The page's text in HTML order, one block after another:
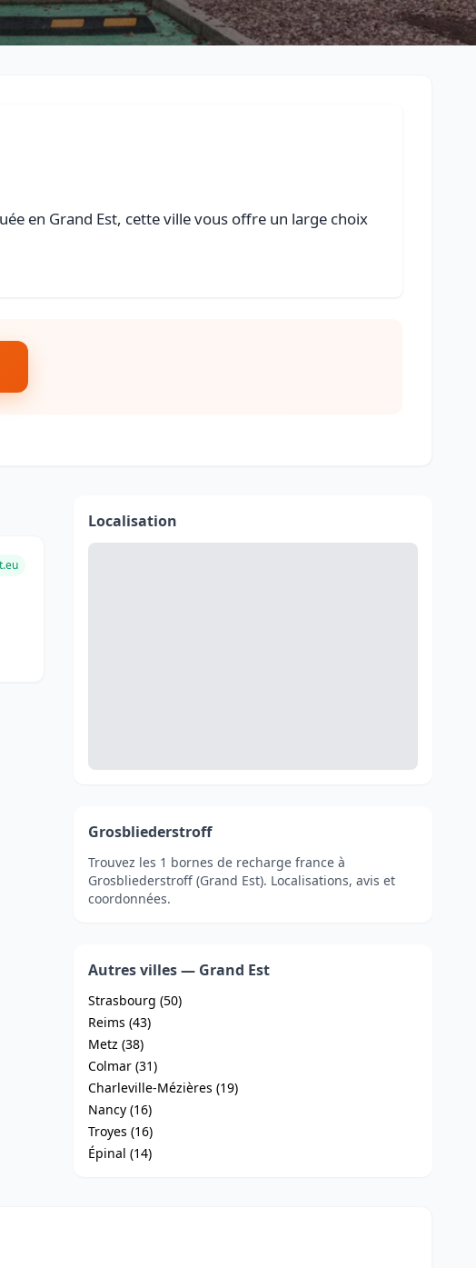
en Grand Est, cette ville vous offre un large choix
Localisation
Grosbliederstroff
Trouvez les 1 bornes de recharge france à
Grosbliederstroff (Grand Est). Localisations, avis et
coordonnées.
Autres villes — Grand Est
Strasbourg (50)
Reims (43)
Metz (38)
Colmar (31)
Charleville-Mézières (19)
Nancy (16)
Troyes (16)
Épinal (14)